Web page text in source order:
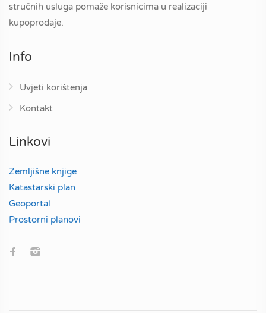
stručnih usluga pomaže korisnicima u realizaciji
kupoprodaje.
Info
Uvjeti korištenja
Kontakt
Linkovi
Zemljišne knjige
Katastarski plan
Geoportal
Prostorni planovi